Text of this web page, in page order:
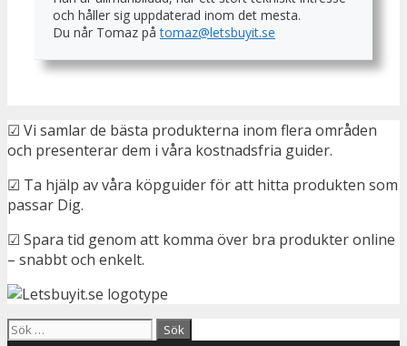
och håller sig uppdaterad inom det mesta.
Du når Tomaz påtomaz@letsbuyit.se
☑ Vi samlar de bästa produkterna inom flera områden
och presenterar dem i våra kostnadsfria guider.
☑ Ta hjälp av våra köpguider för att hitta produkten som
passar Dig.
☑ Spara tid genom att komma över bra produkter online
– snabbt och enkelt.
Sök